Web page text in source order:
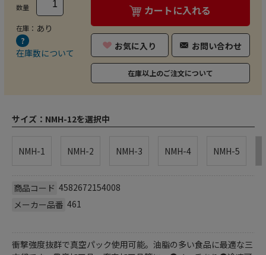
数量
在庫： あり
在庫数について
カートに入れる
お気に入り お問い合わせ
在庫以上のご注文について
サイズ： NMH-12を選択中
NMH-1 NMH-2 NMH-3 NMH-4 NMH-5
商品コード 4582672154008
メーカー品番 461
衝撃強度抜群で真空パック使用可能。油脂の多い食品に最適な三